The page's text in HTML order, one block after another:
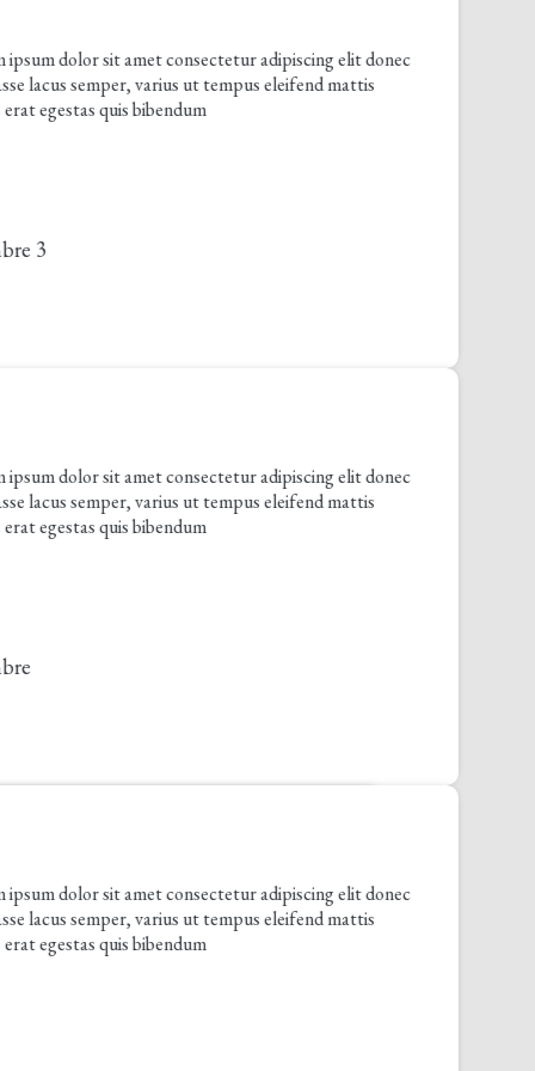
sit amet consectetur adipiscing elit donec
semper, varius ut tempus eleifend mattis
quis bibendum
sit amet consectetur adipiscing elit donec
semper, varius ut tempus eleifend mattis
quis bibendum
sit amet consectetur adipiscing elit donec
semper, varius ut tempus eleifend mattis
quis bibendum